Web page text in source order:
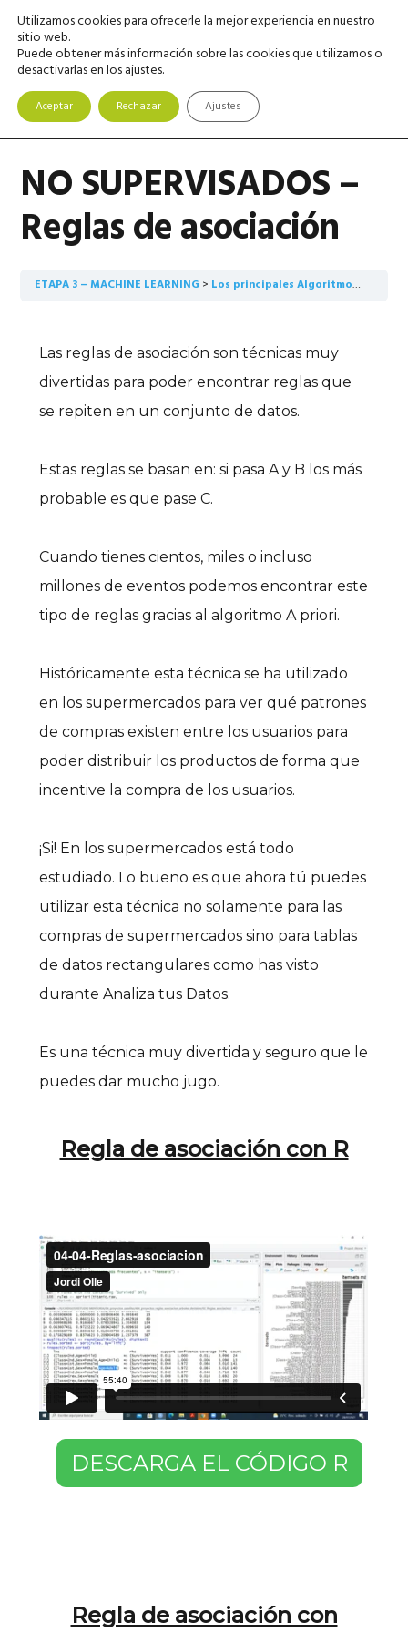
Saltar
navegación
principal
Saltar
contenido
principal
Saltar
barra
lateral
principal
MENU
NO SUPERVISADOS –
Reglas de asociación
ETAPA 3 – MACHINE LEARNING Los principales Algoritmos con Conceptos Claros
Las reglas de asociación son técnicas muy
divertidas para poder encontrar reglas que
se repiten en un conjunto de datos.
Estas reglas se basan en: si pasa A y B los más
probable es que pase C.
Cuando tienes cientos, miles o incluso
millones de eventos podemos encontrar este
tipo de reglas gracias al algoritmo A priori.
Históricamente esta técnica se ha utilizado
en los supermercados para ver qué patrones
de compras existen entre los usuarios para
poder distribuir los productos de forma que
incentive la compra de los usuarios.
¡Si! En los supermercados está todo
estudiado. Lo bueno es que ahora tú puedes
utilizar esta técnica no solamente para las
compras de supermercados sino para tablas
de datos rectangulares como has visto
durante Analiza tus Datos.
Es una técnica muy divertida y seguro que le
puedes dar mucho jugo.
Regla de asociación con R
DESCARGA EL CÓDIGO R
Regla de asociación con
Utilizamos cookies para ofrecerle la mejor experiencia en nuestro
sitio web.
Puede obtener más información sobre las cookies que utilizamos o
desactivarlas en los ajustes.
Aceptar Rechazar Ajustes